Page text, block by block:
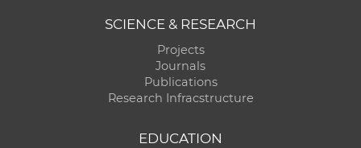
SCIENCE & RESEARCH
Projects
Journals
Publications
Research Infracstructure
EDUCATION